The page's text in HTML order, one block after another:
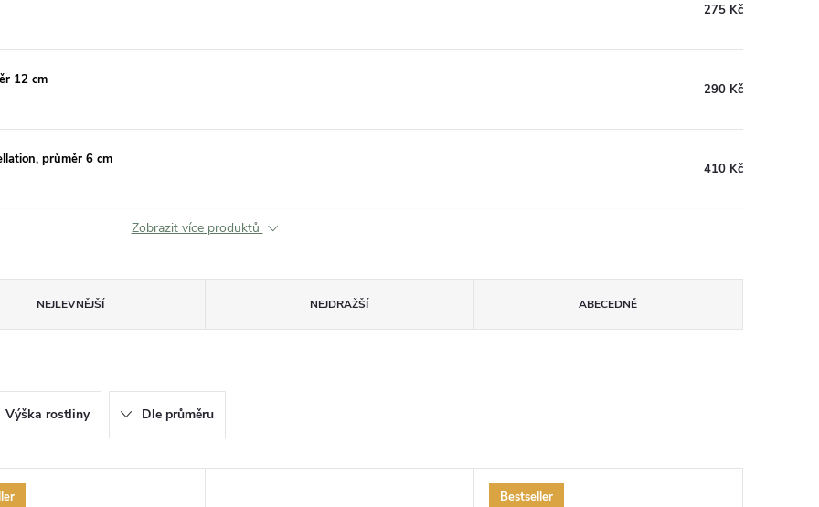
275 Kč
12 cm
290 Kč
průměr 6 cm
410 Kč
Zobrazit více produktů
NEJLEVNĚJŠÍ NEJDRAŽŠÍ ABECEDNĚ
Výška rostliny Dle průměru
Bestseller